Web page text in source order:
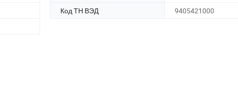
Код ТН ВЭД
9405421000